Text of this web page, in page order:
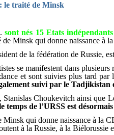
le traité de Minsk
sont nés 15 Etats
Minsk qui donne naissance à
de la fédération de Russie,
se manifestent dans
et sont suivies plus tard
suivi par le Tadjikistan
Choukevitch ainsi que
temps de l’URSS est
Minsk qui donne naissance à la
à la Russie, à la